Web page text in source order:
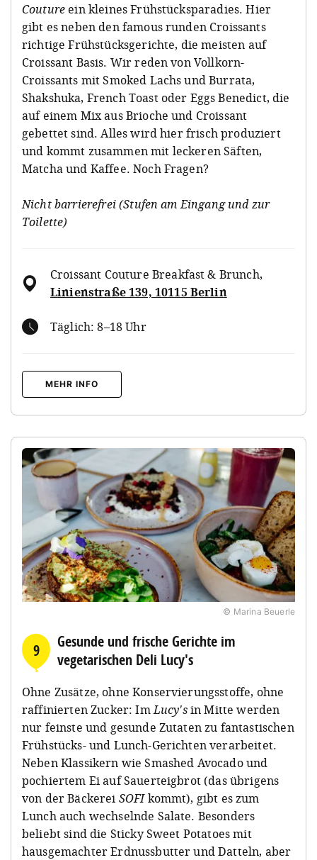
Couture ein kleines Frühstücksparadies. Hier
gibt es neben den famous runden Croissants
richtige Frühstücksgerichte, die meisten auf
Croissant Basis. Wir reden von Vollkorn-
Croissants mit Smoked Lachs und Burrata,
Shakshuka, French Toast oder Eggs Benedict, die
auf einem Mix aus Brioche und Croissant
gebettet sind. Alles wird hier frisch produziert
und kommt zusammen mit leckeren Säften,
Matcha und Kaffee. Noch Fragen?
Nicht barrierefrei (Stufen am Eingang und zur
Toilette)
Croissant Couture Breakfast & Brunch,
Linienstraße 139, 10115 Berlin
Täglich: 8–18 Uhr
MEHR INFO
© Marina Beuerle
9
Gesunde und frische Gerichte im
vegetarischen Deli Lucy's
Ohne Zusätze, ohne Konservierungsstoffe, ohne
raffinierten Zucker: ImLucy'sin Mitte werden
nur feinste und gesunde Zutaten zu fantastischen
Frühstücks- und Lunch-Gerichten verarbeitet.
Neben Klassikern wie Smashed Avocado und
pochiertem Ei auf Sauerteigbrot (das übrigens
von der Bäckerei SOFIkommt), gibt es zum
Lunch auch wechselnde Salate. Besonders
beliebt sind die Sticky Sweet Potatoes mit
hausgemachter Erdnussbutter und Datteln, aber